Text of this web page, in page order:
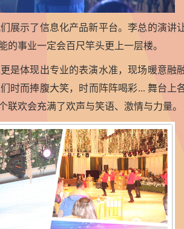
展示了信息化产品新平台。李总的演讲
事业一定会百尺竿头更上一层楼。
是体现出专业的表演水准，现场暖意融
时而捧腹大笑，时而阵阵喝彩... 舞台上
欢会充满了欢声与笑语、激情与力量。